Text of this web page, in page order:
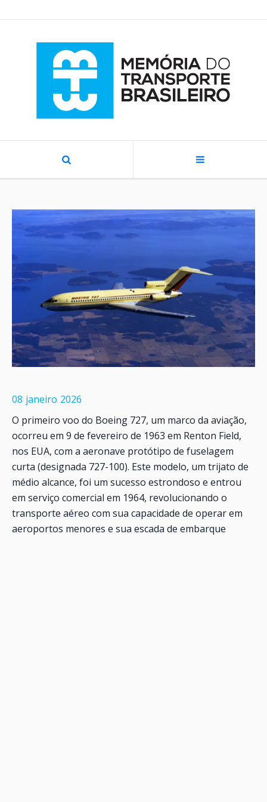
08 janeiro 2026
O primeiro voo do Boeing 727, um marco da aviação,
ocorreu em 9 de fevereiro de 1963 em Renton Field,
nos EUA, com a aeronave protótipo de fuselagem
curta (designada 727-100). Este modelo, um trijato de
médio alcance, foi um sucesso estrondoso e entrou
em serviço comercial em 1964, revolucionando o
transporte aéreo com sua capacidade de operar em
aeroportos menores e sua escada de embarque